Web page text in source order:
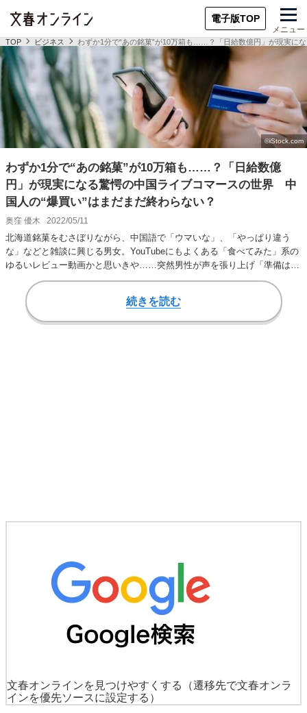
電子版TOP
メニュー
TOP ビジネス わずか1分で“あの銘菓”が10万箱も……？「日給数億円」が現実に
わずか1分で“あの銘菓”が10万箱も……？「日給数億
円」が現実になる驚愕の中国ライブコマースの世界 中
国人の“爆買い”はまだまだ終わらない？
奥窪 優木 2022/05/11
北海道銘菓をむさぼりながら、中国語で「ウマいな」、「やっぱり違う
な」などと雑談に興じる男女。YouTubeにもよくある「食べてみた」系の
ゆるいレビュー動画かと思いきや……突然男性が声を張り上げ「準備はい
いですか？ …
続きを読む
文春オンラインを見つけやすくする
（遷移先で文春オンラ
インを優先ソースに設定する）